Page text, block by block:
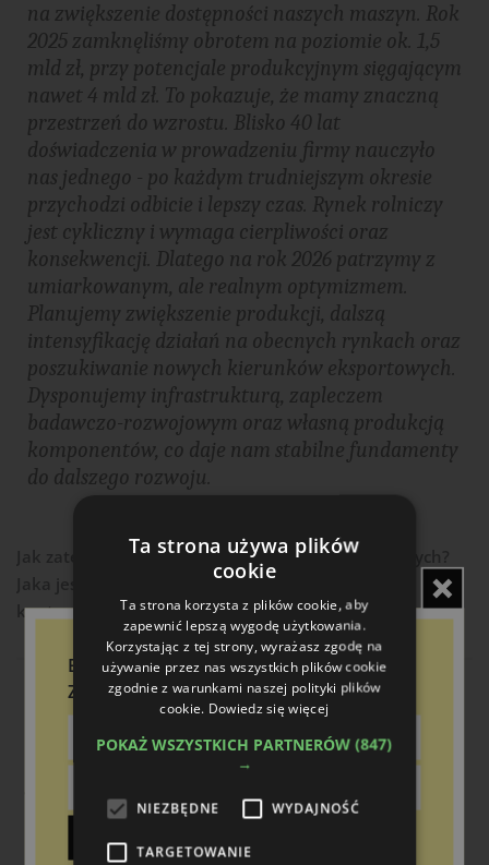
Bądź na bieżąco!
Zapisz się do newslettera
Zapisz
na zwiększenie dostępności naszych maszyn. Rok
2025 zamknęliśmy obrotem na poziomie ok. 1,5
mld zł, przy potencjale produkcyjnym sięgającym
nawet 4 mld zł. To pokazuje, że mamy znaczną
przestrzeń do wzrostu. Blisko 40 lat
doświadczenia w prowadzeniu firmy nauczyło
nas jednego - po każdym trudniejszym okresie
przychodzi odbicie i lepszy czas. Rynek rolniczy
jest cykliczny i wymaga cierpliwości oraz
konsekwencji. Dlatego na rok 2026 patrzymy z
umiarkowanym, ale realnym optymizmem.
Planujemy zwiększenie produkcji, dalszą
intensyfikację działań na obecnych rynkach oraz
poszukiwanie nowych kierunków eksportowych.
Dysponujemy infrastrukturą, zapleczem
badawczo-rozwojowym oraz własną produkcją
komponentów, co daje nam stabilne fundamenty
do dalszego rozwoju.
Jak zatem wygląda sytuacja na rynkach eksportowych?
Jaka jest koniunktura w Europie oraz na innych
kontynentach?
Sytuacja jest zróżnicowana regionalnie. W części
spowolnienie związane z wysokimi kosztami
w Europie Środkowo-Wschodniej oraz na
wybranych rynkach pozaeuropejskich widoczna
Ta strona używa plików
cookie
Ta strona korzysta z plików cookie, aby
zapewnić lepszą wygodę użytkowania.
Korzystając z tej strony, wyrażasz zgodę na
używanie przez nas wszystkich plików cookie
zgodnie z warunkami naszej polityki plików
cookie. Dowiedz się więcej
POKAŻ WSZYSTKICH PARTNERÓW(847)
→
NIEZBĘDNE WYDAJNOŚĆ
TARGETOWANIE